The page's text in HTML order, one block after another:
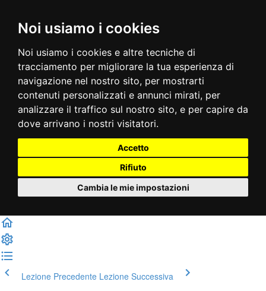
Noi usiamo i cookies
Noi usiamo i cookies e altre tecniche di
tracciamento per migliorare la tua esperienza di
navigazione nel nostro sito, per mostrarti
contenuti personalizzati e annunci mirati, per
analizzare il traffico sul nostro sito, e per capire da
dove arrivano i nostri visitatori.
Accetto
Rifiuto
Cambia le mie impostazioni
Lezione Precedente Lezione Successiva